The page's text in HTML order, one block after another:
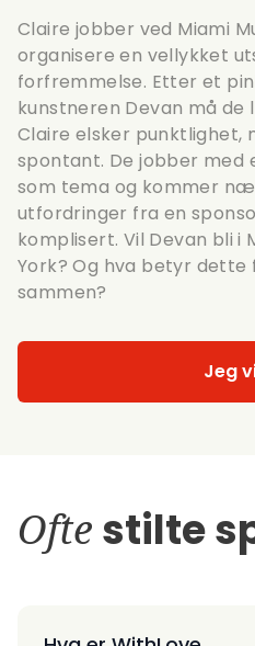
Claire jobber ved Miami
organisere en vellykket
forfremmelse. Etter et
kunstneren Devan må de
Claire elsker punktlighet,
spontant. De jobber med
som tema og kommer
utfordringer fra en
komplisert. Vil Devan bli i
York? Og hva betyr
sammen?
Jeg
Ofte stilte